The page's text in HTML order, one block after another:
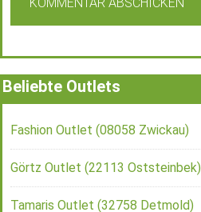
Beliebte Outlets
Fashion Outlet (08058 Zwickau)
Görtz Outlet (22113 Oststeinbek)
Tamaris Outlet (32758 Detmold)